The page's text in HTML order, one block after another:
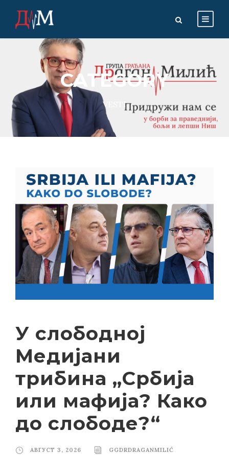
CATEGORY
VESTI
У слободној
Медијани
трибина „Србија
или мафија? Како
до слободе?“
АВГУСТ 3, 2026
GGDRDRAGANMILIĆ